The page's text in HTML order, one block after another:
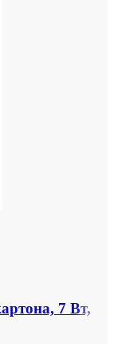
7 Вт,